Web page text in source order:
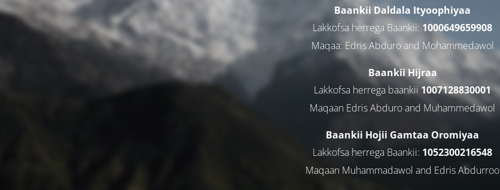
Baankii Daldala Ityoophiyaa
Lakkofsa herrega Baankii: 1000649659908
Maqaa: Edris Abduro and Mohammedawol
Baankii Hijraa
Lakkofsa herrega baankii 1007128830001
Maqaan Edris Abduro and Muhammedawol
Baankii Hojii Gamtaa Oromiyaa
Lakkofsa herrega Baankii: 1052300216548
Maqaan Muhammadawol and Edris Abdurroo